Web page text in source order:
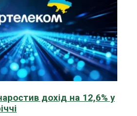
дохід на 12,6% у